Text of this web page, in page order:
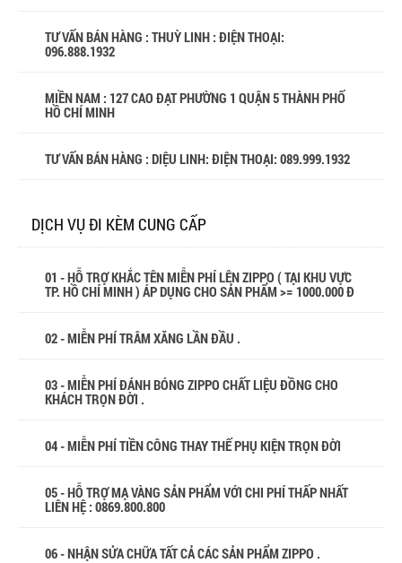
TƯ VẤN BÁN HÀNG : THUỲ LINH : ĐIỆN THOẠI:
096.888.1932
MIỀN NAM : 127 CAO ĐẠT PHƯỜNG 1 QUẬN 5 THÀNH PHỐ
HỒ CHÍ MINH
TƯ VẤN BÁN HÀNG : DIỆU LINH: ĐIỆN THOẠI: 089.999.1932
DỊCH VỤ ĐI KÈM CUNG CẤP
01 - HỖ TRỢ KHẮC TÊN MIỄN PHÍ LÊN ZIPPO ( TẠI KHU VỰC
TP. HỒ CHÍ MINH ) ÁP DỤNG CHO SẢN PHẨM >= 1000.000 Đ
02 - MIỄN PHÍ TRÂM XĂNG LẦN ĐẦU .
03 - MIỄN PHÍ ĐÁNH BÓNG ZIPPO CHẤT LIỆU ĐỒNG CHO
KHÁCH TRỌN ĐỜI .
04 - MIỄN PHÍ TIỀN CÔNG THAY THẾ PHỤ KIỆN TRỌN ĐỜI
05 - HỖ TRỢ MẠ VÀNG SẢN PHẨM VỚI CHI PHÍ THẤP NHẤT
LIÊN HỆ : 0869.800.800
06 - NHẬN SỬA CHỮA TẤT CẢ CÁC SẢN PHẨM ZIPPO .